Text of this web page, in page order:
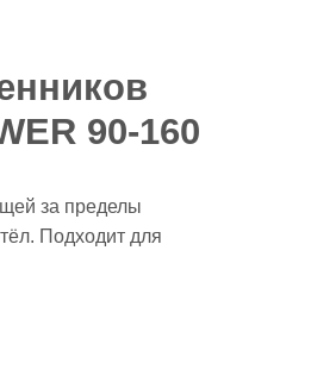
90-160
за пределы
Подходит для